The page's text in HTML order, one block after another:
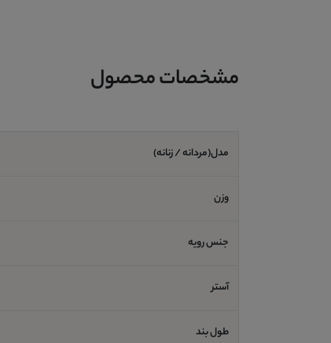
مشخصات محصول
مدل(مردانه / زنانه)
وزن
جنس رویه
آستر
طول بند